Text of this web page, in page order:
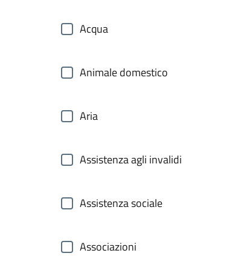
Acqua
Animale domestico
Aria
Assistenza agli invalidi
Assistenza sociale
Associazioni